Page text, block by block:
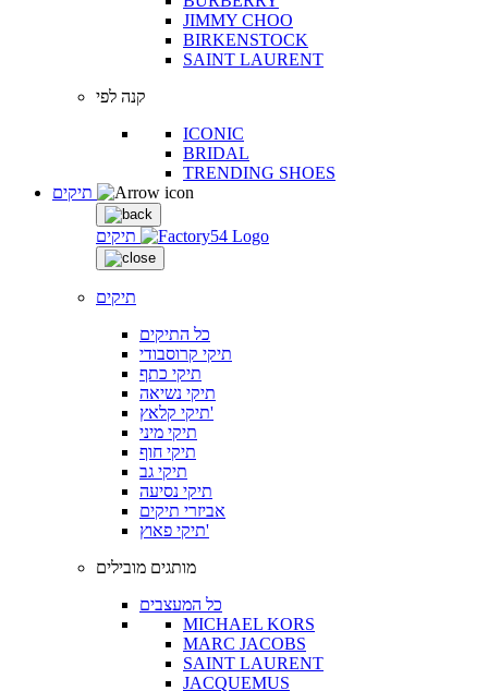
JIMMY CHOO
BIRKENSTOCK
SAINT LAURENT
קנה לפי
ICONIC
BRIDAL
TRENDING SHOES
תיקים
תיקים
כל התיקים
תיקי קרוסבודי
תיקי כתף
תיקי נשיאה
תיקי קלאץ'
תיקי מיני
תיקי חוף
תיקי גב
תיקי נסיעה
אביזרי תיקים
תיקי פאוץ'
מותגים מובילים
כל המעצבים
MICHAEL KORS
MARC JACOBS
SAINT LAURENT
JACQUEMUS